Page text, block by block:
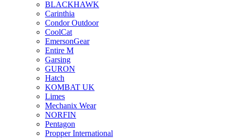
BLACKHAWK
Carinthia
Condor Outdoor
CoolCat
EmersonGear
Entire M
Garsing
GURON
Hatch
KOMBAT UK
Limes
Mechanix Wear
NORFIN
Pentagon
Propper International